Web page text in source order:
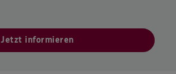
Jetzt informieren